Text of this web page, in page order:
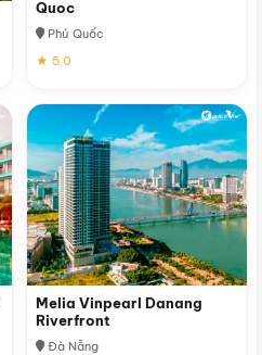
Quoc
Phú Quốc
★ 5.0
Melia Vinpearl Danang
Riverfront
Đà Nẵng